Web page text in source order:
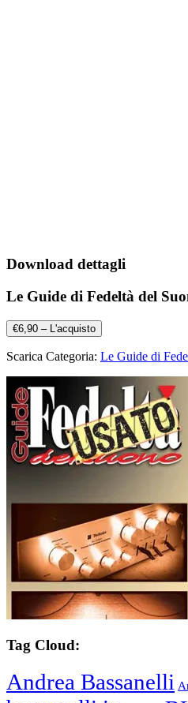
Download dettagli
Le Guide di Fedeltà del
€6,90 – L'acquisto
Scarica Categoria: Le Guide di
Tag Cloud:
Andrea Bassanelli